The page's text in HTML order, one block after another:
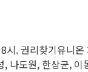
. 권리찾기유니온
나도원, 한상균, 이